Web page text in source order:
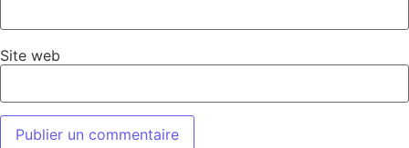
Site web